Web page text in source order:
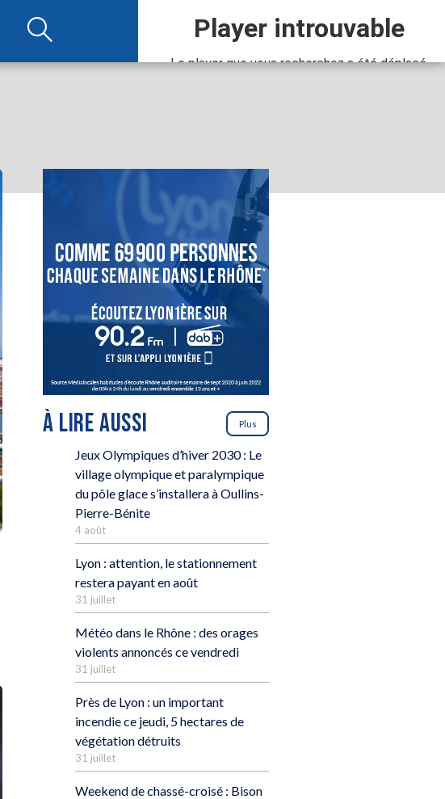
À LIRE AUSSI Plus
Jeux Olympiques d’hiver 2030 : Le
village olympique et paralympique
du pôle glace s’installera à Oullins-
Pierre-Bénite
4 août
Lyon : attention, le stationnement
restera payant en août
31 juillet
Météo dans le Rhône : des orages
violents annoncés ce vendredi
31 juillet
Près de Lyon : un important
incendie ce jeudi, 5 hectares de
végétation détruits
31 juillet
Weekend de chassé-croisé : Bison